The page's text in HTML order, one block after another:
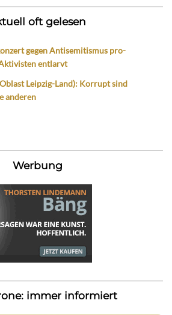
oft gelesen
gegen Antisemitismus pro-
entlarvt
Leipzig-Land): Korrupt sind
anderen
Werbung
immer informiert